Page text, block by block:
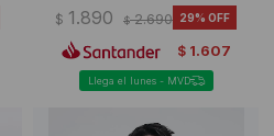
$ 1.890 $ 2.690 29
$ 1.607
Llega el lunes - MVD